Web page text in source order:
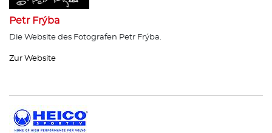
Petr Frýba
Die Website des Fotografen Petr Frýba.
Zur Website